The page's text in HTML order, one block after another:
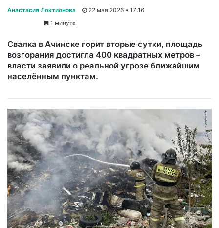
Анастасия Локтионова
22 мая 2026 в 17:16
1 минута
Свалка в Ачинске горит вторые сутки, площадь
возгорания достигла 400 квадратных метров –
власти заявили о реальной угрозе ближайшим
населённым пунктам.